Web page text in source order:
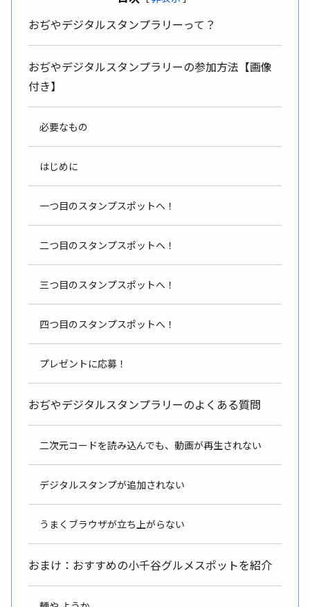
おぢやデジタルスタンプラリーって？
おぢやデジタルスタンプラリーの参加方法【画像
付き】
必要なもの
はじめに
一つ目のスタンプスポットへ！
二つ目のスタンプスポットへ！
三つ目のスタンプスポットへ！
四つ目のスタンプスポットへ！
プレゼントに応募！
おぢやデジタルスタンプラリーのよくある質問
二次元コードを読み込んでも、動画が再生されない
デジタルスタンプが追加されない
うまくブラウザが立ち上がらない
おまけ：おすすめの小千谷グルメスポットを紹介